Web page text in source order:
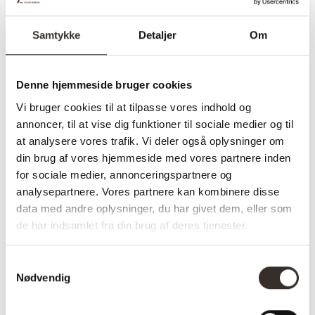
Samtykke Detaljer Om
Denne hjemmeside bruger cookies
Vi bruger cookies til at tilpasse vores indhold og
annoncer, til at vise dig funktioner til sociale medier og til
at analysere vores trafik. Vi deler også oplysninger om
din brug af vores hjemmeside med vores partnere inden
for sociale medier, annonceringspartnere og
analysepartnere. Vores partnere kan kombinere disse
data med andre oplysninger, du har givet dem, eller som
de har indsamlet fra din brug af deres tjenester.
Nødvendig
sinhærdede glasbordplade og træben i
dig, der ønsker etelegant, rummeligt og stilfuldt
sofabord, der kombinerer æstetik med
funktionalitet.
✅ Hurtig fragt
✅ Kvalitet & Design
✅ 14 dages fuld returret
✅ Levering: 1-3 dage
✅ Stk. pris
✅Farve: Natur